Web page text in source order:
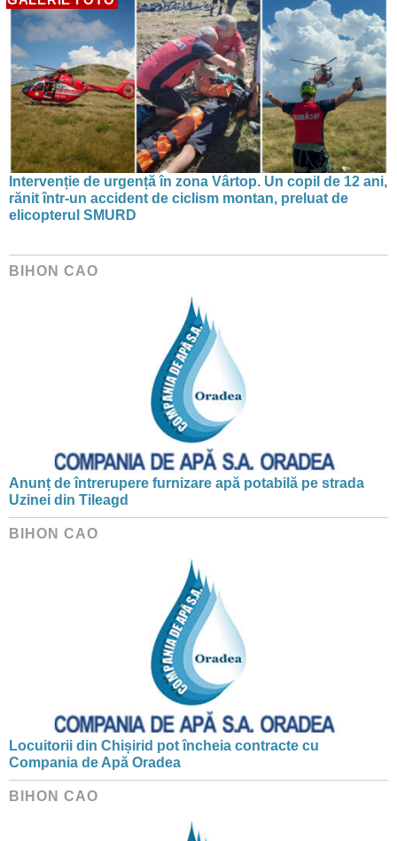
Intervenție de urgență în zona Vârtop. Un copil de 12 ani,
rănit într-un accident de ciclism montan, preluat de
elicopterul SMURD
BIHON CAO
Anunț de întrerupere furnizare apă potabilă pe strada
Uzinei din Tileagd
BIHON CAO
Locuitorii din Chișirid pot încheia contracte cu
Compania de Apă Oradea
BIHON CAO